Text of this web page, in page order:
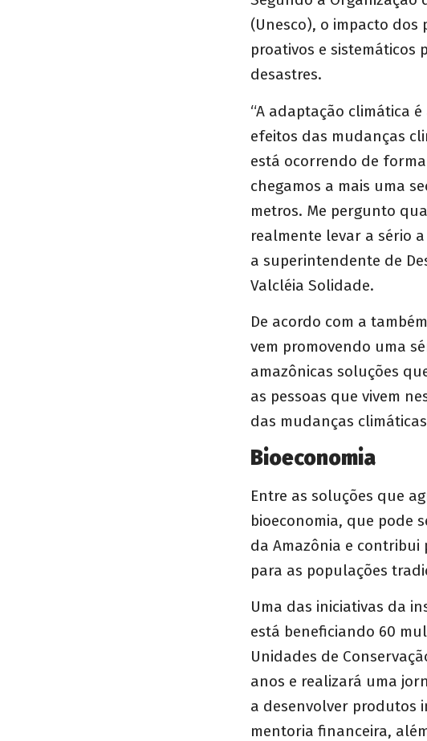
(Unesco), o impacto
proativos e sistemáticos
desastres.
“A adaptação climática
efeitos das mudanças
está ocorrendo de
chegamos a mais uma
metros. Me pergunto
realmente levar a sério
a superintendente de
Valcléia Solidade.
De acordo com a
vem promovendo uma
amazônicas soluções
as pessoas que vivem
das mudanças
Bioeconomia
Entre as soluções que
bioeconomia, que pode
da Amazônia e
para as populações
Uma das iniciativas da
está beneficiando 60
Unidades de
anos e realizará uma
a desenvolver produtos
mentoria financeira,